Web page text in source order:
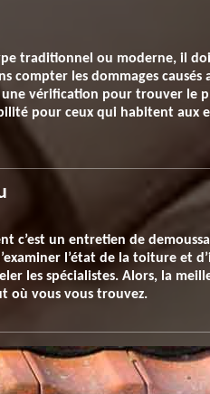
traditionnel ou moderne, il
compter les dommages causés
vérification pour trouver le
pour ceux qui habitent aux
un entretien de
l’état de la toiture et
les spécialistes. Alors, la
où vous vous trouvez.